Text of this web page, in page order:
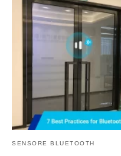
SENSORE BLUETOOTH